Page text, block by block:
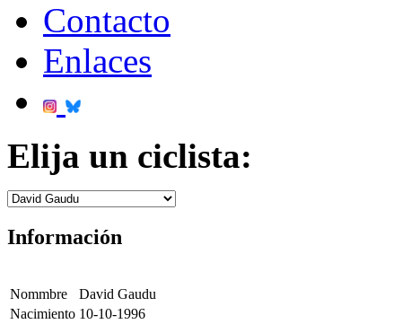
Contacto
Enlaces
Elija un ciclista:
Información
Nommbre
David Gaudu
Nacimiento 10-10-1996